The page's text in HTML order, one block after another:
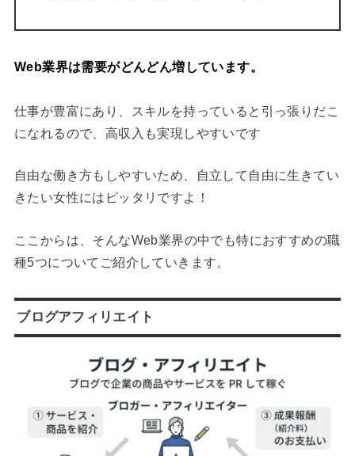
Web業界は需要がどんどん増しています。
仕事が豊富にあり、スキルを持っていると引っ張りだこ
になれるので、高収入も実現しやすいです
自由な働き方もしやすいため、自立して自由に生きてい
きたい女性にはピッタリですよ！
ここからは、そんなWeb業界の中でも特におすすめの職
種5つについてご紹介していきます。
ブログアフィリエイト